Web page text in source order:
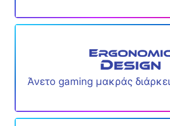
Άνετο gaming μακράς